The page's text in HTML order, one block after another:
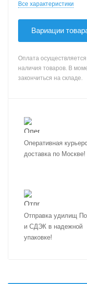
Все характеристики
Вариации
Оплата
наличия товаров. В
закончиться на складе.
Оперативная
доставка по Москве!
Отправка удилищ
и СДЭК в надежной
упаковке!